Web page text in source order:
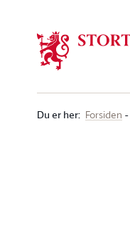
Du er her: Forsiden